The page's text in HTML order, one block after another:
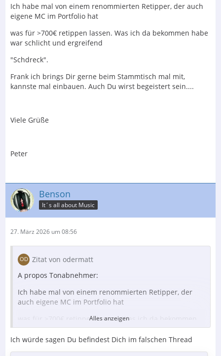
Ich habe mal von einem renommierten Retipper, der auch
eigene MC im Portfolio hat
was für >700€ retippen lassen. Was ich da bekommen habe
war schlicht und ergreifend
"Schdreck".
Frank ich brings Dir gerne beim Stammtisch mal mit,
kannste mal einbauen. Auch Du wirst begeistert sein....
Viele Grüße
Peter
Benson
It´s all about Music
27. März 2026 um 08:56
Zitat von odermatt
A propos Tonabnehmer:
Ich habe mal von einem renommierten Retipper, der
auch eigene MC im Portfolio hat
was für >700€ retippen lassen. Was ich da bekommen
habe war schlicht und ergreifend
"Schdreck".
Alles anzeigen
Ich würde sagen Du befindest Dich im falschen Thread